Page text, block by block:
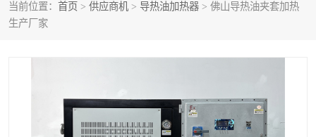
当前位置： 首页 > 供应商机 > 导热油加热器 > 佛山导热油夹套加热
生产厂家